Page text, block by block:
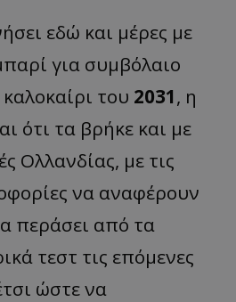
εδώ και μέρες με
για συμβόλαιο
του 2031, η
ότι τα βρήκε και με
Ολλανδίας, με τις
να αναφέρουν
περάσει από τα
τεστ τις επόμενες
ώστε να